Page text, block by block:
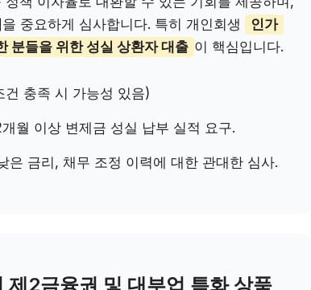
을 중요하게 심사합니다. 특히 개인회생
인가
분들을 위한 성실 상환자 대출 이 핵심입니다.
건 충족 시 가능성 있음)
월 이상 변제금 성실 납부 실적 요구.
금리, 채무 조정 이력에 대한 관대한 심사.
2금융권 및 대부업 특화 상품